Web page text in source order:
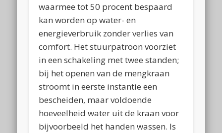
waarmee tot 50 procent bespaard
kan worden op water- en
energieverbruik zonder verlies van
comfort. Het stuurpatroon voorziet
in een schakeling met twee standen;
bij het openen van de mengkraan
stroomt in eerste instantie een
bescheiden, maar voldoende
hoeveelheid water uit de kraan voor
bijvoorbeeld het handen wassen. Is